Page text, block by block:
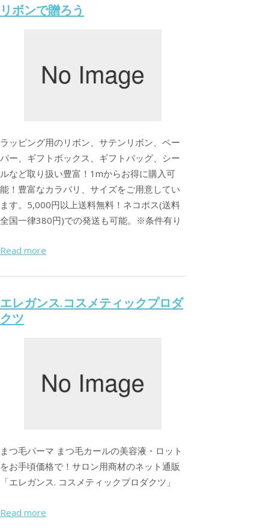
リボンで贈ろう
ラッピング用のリボン、サテンリボン、ペー
パー、ギフトボックス、ギフトバッグ、シー
ルなど取り扱い豊富！1mからお得に購入可
能！豊富なカラバリ、サイズをご用意してい
ます。5,000円以上送料無料！ネコポス(送料
全国一律380円)での発送も可能。※条件有り
Read more
エレガンス.コスメティックプロダ
クツ
まつ毛パーマ まつ毛カールの美容液・ロット
をお手頃価格で！サロン用商材のネット通販
「エレガンス. コスメティックプロダクツ」
Read more